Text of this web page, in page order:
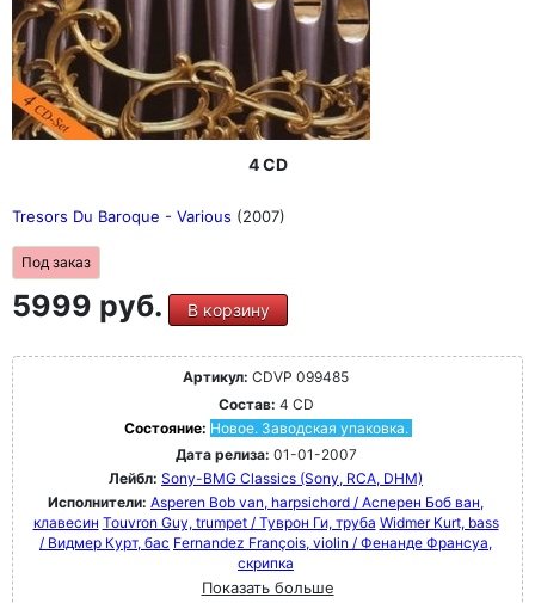
4 CD
Tresors Du Baroque - Various (2007)
Под заказ
5999 руб. В корзину
Артикул: CDVP 099485
Состав: 4 CD
Состояние: Новое. Заводская упаковка.
Дата релиза: 01-01-2007
Лейбл: Sony-BMG Classics (Sony, RCA, DHM)
Исполнители: Asperen Bob van, harpsichord / Асперен Боб ван,
клавесин Touvron Guy, trumpet / Туврон Ги, труба Widmer Kurt, bass
/ Видмер Курт, бас Fernandez François, violin / Фенанде Франсуа,
скрипка
Показать больше